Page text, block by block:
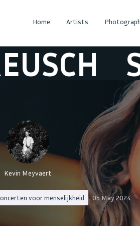
Home Artists
Kevin Meyvaert
voor menselijkheid 05 May 2024